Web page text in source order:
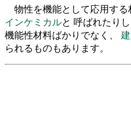
物性を機能として応用す
インケミカルと 呼ばれたり
機能性材料ばかりでなく、
られるものもあります。